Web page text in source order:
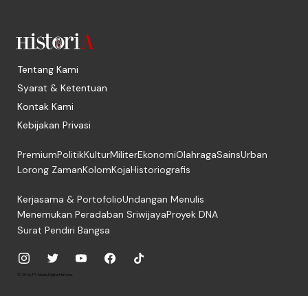
Tentang Kami
Syarat & Ketentuan
Kontak Kami
Kebijakan Privasi
PremiumPolitikKulturMiliterEkonomiOlahragaSainsUrban
Lorong ZamanKolomKojaHistoriografis
Kerjasama & PortofolioUndangan Menulis
Menemukan Peradaban SriwijayaProyek DNA
Surat Pendiri Bangsa
© 2026, PT. Media Digital Historia.